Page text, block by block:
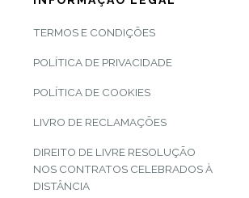
TERMOS E CONDIÇÕES
POLÍTICA DE PRIVACIDADE
POLÍTICA DE COOKIES
LIVRO DE RECLAMAÇÕES
DIREITO DE LIVRE RESOLUÇÃO
NOS CONTRATOS CELEBRADOS À
DISTÂNCIA